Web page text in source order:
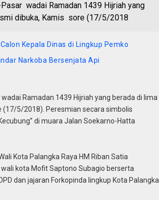
Pasar wadai Ramadan 1439 Hijriah yang
dibuka, Kamis sore (17/5/2018
Kepala Dinas di Lingkup Pemko
Narkoba Bersenjata Api
wadai Ramadan 1439 Hijriah yang berada di lima
(17/5/2018). Peresmian secara simbolis
di muara Jalan Soekarno-Hatta
Kota Palangka Raya HM Riban Satia
kota Mofit Saptono Subagio berserta
dan jajaran Forkopinda lingkup Kota Palangka